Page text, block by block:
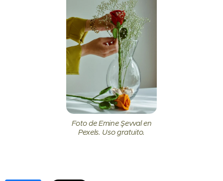
Foto de Emine Şevval en
Pexels. Uso gratuito.